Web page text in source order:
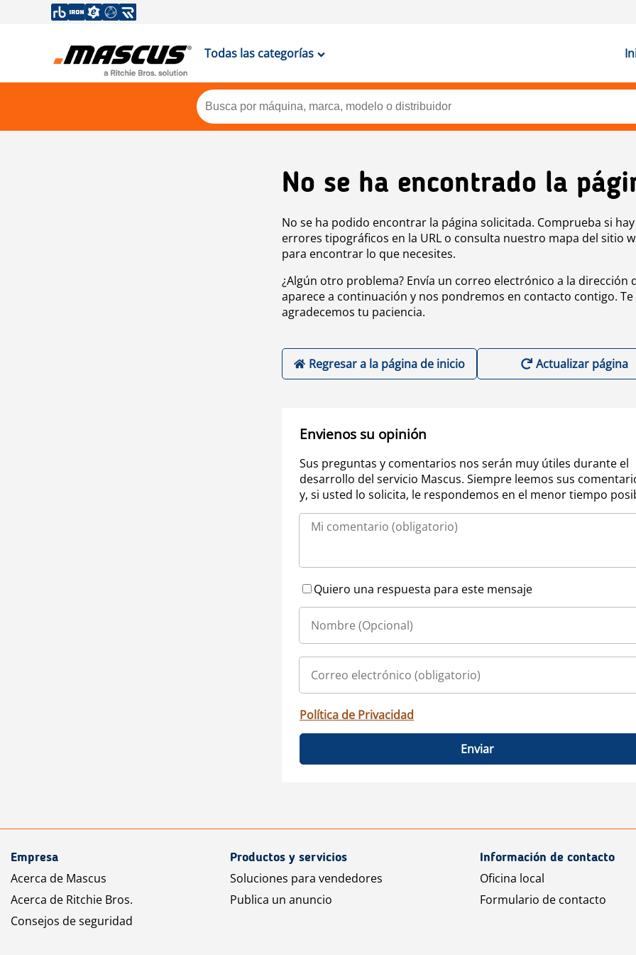
Todas las categorías
No se ha encontrado la
No se ha podido encontrar la página solicitada. Comprueba si hay
errores tipográficos en la URL o consulta nuestro mapa del sitio
para encontrar lo que necesites.
¿Algún otro problema? Envía un correo electrónico a la dirección
aparece a continuación y nos pondremos en contacto contigo. Te
agradecemos tu paciencia.
Regresar a la página de inicio Actualizar página
Envienos su opinión
Sus preguntas y comentarios nos serán muy útiles durante el
desarrollo del servicio Mascus. Siempre leemos sus
y, si usted lo solicita, le respondemos en el menor tiempo
Quiero una respuesta para este mensaje
Política de Privacidad
Enviar
Empresa
Acerca de Mascus
Acerca de Ritchie Bros.
Consejos de seguridad
Productos y servicios
Soluciones para vendedores
Publica un anuncio
Información de contacto
Oficina local
Formulario de contacto